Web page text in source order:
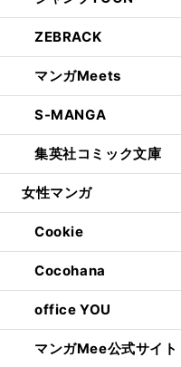
ZEBRACK
マンガMeets
S-MANGA
集英社コミック文庫
女性マンガ
Cookie
Cocohana
office YOU
マンガMee公式サイト